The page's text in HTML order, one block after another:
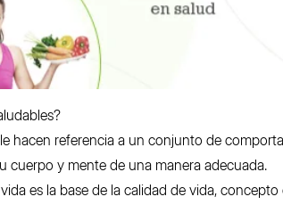
hacen referencia a un conjunto de
cuerpo y mente de una manera adecuada.
es la base de la calidad de vida,